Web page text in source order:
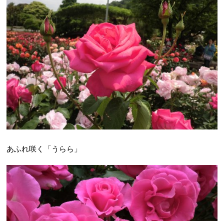
あふれ咲く「うらら」